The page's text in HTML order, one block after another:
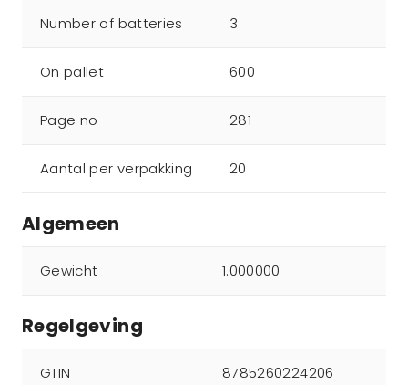
Number of batteries 3
On pallet 600
Page no 281
Aantal per verpakking 20
Algemeen
Gewicht 1.000000
Regelgeving
GTIN 8785260224206